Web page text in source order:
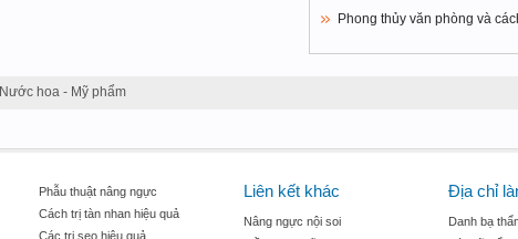
Phong thủy văn phòng và
Nước hoa - Mỹ phẩm
Phẫu thuật nâng ngực
Cách trị tàn nhan hiệu quả
Các trị sẹo hiệu quả
Liên kết khác
Nâng ngực nội soi
Địa chỉ
Danh bạ